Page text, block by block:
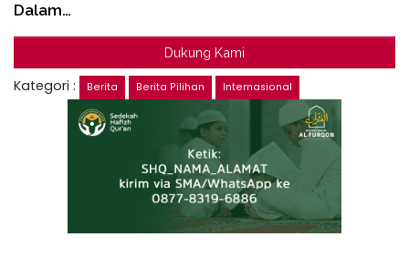
Dalam…
Dukung Kami
Kategori : Berita Berita Pilihan Internasional